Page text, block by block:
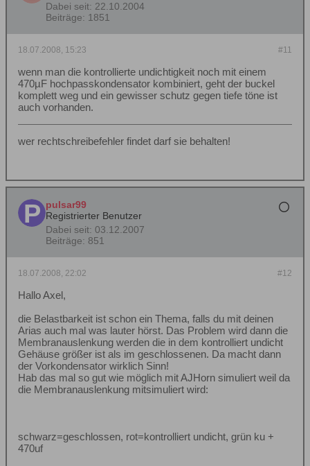
Dabei seit: 22.10.2004
Beiträge: 1851
#11
18.07.2008, 15:23
wenn man die kontrollierte undichtigkeit noch mit einem
470µF hochpasskondensator kombiniert, geht der buckel
komplett weg und ein gewisser schutz gegen tiefe töne ist
auch vorhanden.
wer rechtschreibefehler findet darf sie behalten!
pulsar99
Registrierter Benutzer
Dabei seit: 03.12.2007
Beiträge: 851
#12
18.07.2008, 22:02
Hallo Axel,
die Belastbarkeit ist schon ein Thema, falls du mit deinen
Arias auch mal was lauter hörst. Das Problem wird dann die
Membranauslenkung werden die in dem kontrolliert undicht
Gehäuse größer ist als im geschlossenen. Da macht dann
der Vorkondensator wirklich Sinn!
Hab das mal so gut wie möglich mit AJHorn simuliert weil da
die Membranauslenkung mitsimuliert wird:
schwarz=geschlossen, rot=kontrolliert undicht, grün ku +
470uf